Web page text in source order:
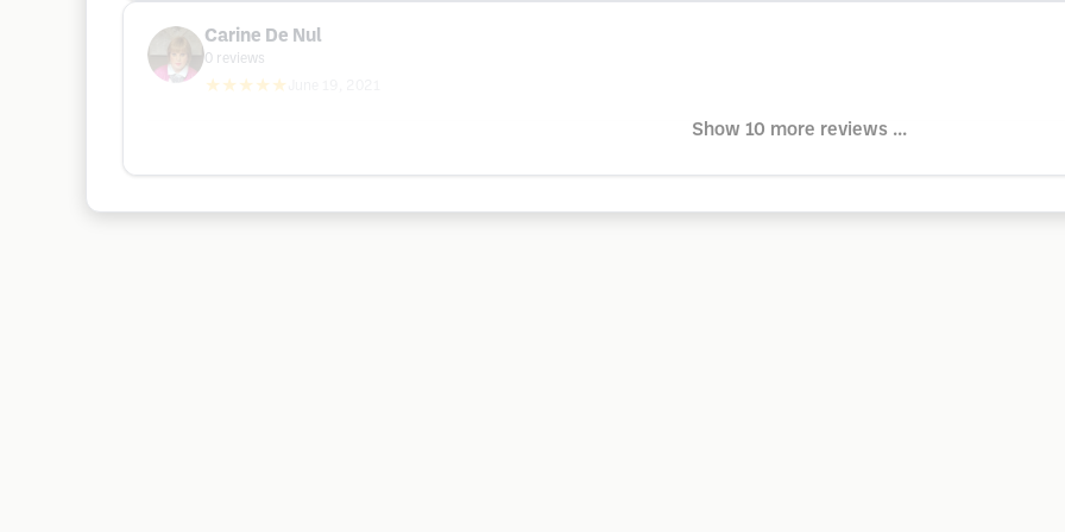
Carine De Nul
reviews
★★★★★
Show 10 more reviews ...